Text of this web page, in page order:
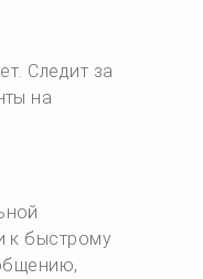
Следит за
на
к быстрому